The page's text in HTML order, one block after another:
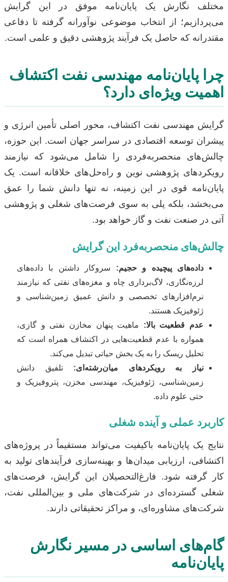
مختلف نگارش یک پایان‌نامه موفق در این گرایش
می‌پردازیم؛ از انتخاب موضوعی نوآورانه گرفته تا دفاعی
مقتدرانه که حاصل یک فرآیند پژوهشی دقیق و علمی است.
چرا پایان‌نامه مهندسی نفت اکتشاف
اهمیت ویژه‌ای دارد؟
گرایش مهندسی نفت اکتشاف، محور اصلی تأمین انرژی و
پیشران توسعه اقتصادی در سراسر جهان است. این حوزه،
چالش‌های منحصربه‌فردی را شامل می‌شود که نیازمند
رویکردهای پژوهشی نوین و راه‌حل‌های خلاقانه است. یک
پایان‌نامه قوی در این زمینه، نه تنها دانش شما را عمق
می‌بخشد، بلکه پلی به سوی فرصت‌های شغلی و پژوهشی
آتی در صنعت نفت و گاز خواهد بود.
چالش‌های منحصربه‌فرد این گرایش
داده‌های پیچیده و حجیم: سروکار داشتن با داده‌های
لرزه‌نگاری، لاگ‌برداری چاه و مغزه‌های نفتی که نیازمند
نرم‌افزارهای تخصصی و دانش عمیق زمین‌شناسی و
ژئوفیزیک هستند.
عدم قطعیت بالا: ماهیت پنهان مخازن نفتی و گازی،
همواره با عدم قطعیت‌هایی در اکتشاف همراه است که
تحلیل ریسک را به یک بخش حیاتی تبدیل می‌کند.
نیاز به رویکردهای میان‌رشته‌ای: تلفیق دانش
زمین‌شناسی، ژئوفیزیک، مهندسی مخزن، پتروفیزیک و
حتی علوم داده.
کاربرد عملی و آینده شغلی
نتایج یک پایان‌نامه باکیفیت می‌تواند مستقیماً در پروژه‌های
اکتشافی، ارزیابی میدان‌ها و بهینه‌سازی فرآیندهای تولید به
کار گرفته شود. فارغ‌التحصیلان این گرایش، فرصت‌های
شغلی گسترده‌ای در شرکت‌های ملی و بین‌المللی نفت،
شرکت‌های مشاوره‌ای، و مراکز تحقیقاتی دارند.
گام‌های اساسی در مسیر نگارش
پایان‌نامه